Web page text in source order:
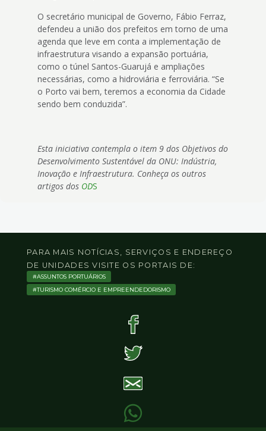
O secretário municipal de Governo, Fábio Ferraz,
defendeu a união dos prefeitos em torno de uma
agenda que leve em conta a implementação de
infraestrutura visando a expansão portuária,
como o túnel Santos-Guarujá e ampliações
necessárias, como a hidroviária e ferroviária. “Se
o Porto vai bem, teremos a economia da Cidade
sendo bem conduzida”.
Esta iniciativa contempla o item 9 dos Objetivos do
Desenvolvimento Sustentável da ONU: Indústria,
Inovação e Infraestrutura. Conheça os outros
artigos dos ODS
PARA MAIS NOTÍCIAS, SERVIÇOS E ENDEREÇO
DE UNIDADES VISITE OS PORTAIS DE:
ASSUNTOS PORTUÁRIOS
TURISMO COMÉRCIO E EMPREENDEDORISMO